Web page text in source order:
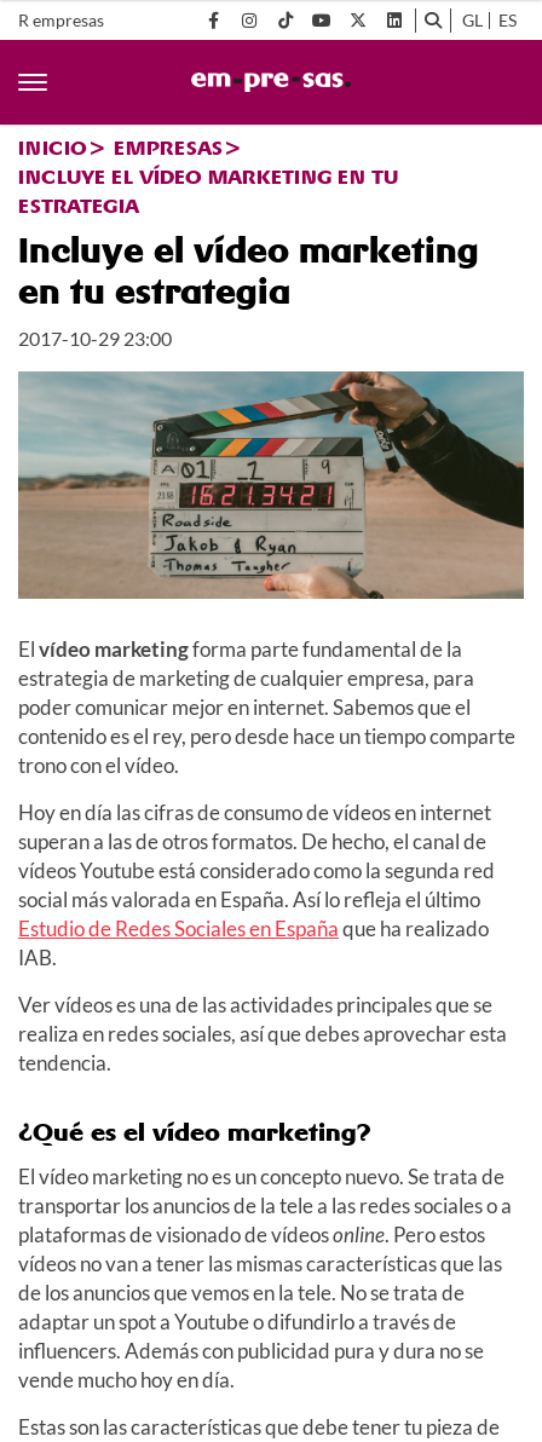
R empresas GL ES
INICIO
EMPRESAS
INCLUYE EL VÍDEO MARKETING EN TU
ESTRATEGIA
Incluye el vídeo marketing
en tu estrategia
2017-10-29 23:00
Elvídeo marketingforma parte fundamental de la
estrategia de marketing de cualquier empresa, para
poder comunicar mejor en internet. Sabemos que el
contenido es el rey, pero desde hace un tiempo comparte
trono con el vídeo.
Hoy en día las cifras de consumo de vídeos en internet
superan a las de otros formatos. De hecho, el canal de
vídeos Youtube está considerado como la segunda red
social más valorada en España. Así lo refleja el último
Estudio de Redes Sociales en Españaque ha realizado
IAB.
Ver vídeos es una de las actividades principales que se
realiza en redes sociales, así que debes aprovechar esta
tendencia.
¿Qué es el vídeo marketing?
El vídeo marketing no es un concepto nuevo. Se trata de
transportar los anuncios de la tele a las redes sociales o a
plataformas de visionado de vídeosonline. Pero estos
vídeos no van a tener las mismas características que las
de los anuncios que vemos en la tele. No se trata de
adaptar un spot a Youtube o difundirlo a través de
influencers. Además con publicidad pura y dura no se
vende mucho hoy en día.
Estas son las características que debe tener tu pieza de